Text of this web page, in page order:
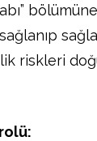
riskleri